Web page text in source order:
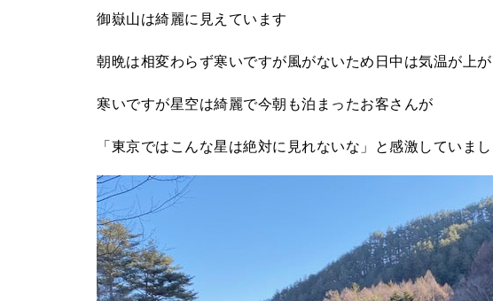
御嶽山は綺麗に見えています
朝晩は相変わらず寒いですが風がないため日中は気温が上
寒いですが星空は綺麗で今朝も泊まったお客さんが
「東京ではこんな星は絶対に見れないな」と感激していまし